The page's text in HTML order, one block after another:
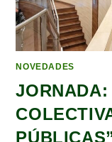
NOVEDADES
JORNADA: